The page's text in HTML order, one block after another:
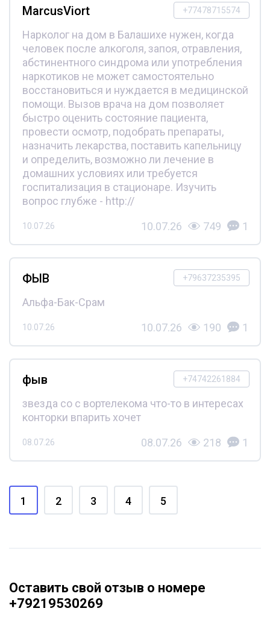
+77478715574
MarcusViort
Нарколог на дом в Балашихе нужен, когда
человек после алкоголя, запоя, отравления,
абстинентного синдрома или употребления
наркотиков не может самостоятельно
восстановиться и нуждается в медицинской
помощи. Вызов врача на дом позволяет
быстро оценить состояние пациента,
провести осмотр, подобрать препараты,
назначить лекарства, поставить капельницу
и определить, возможно ли лечение в
домашних условиях или требуется
госпитализация в стационаре. Изучить
вопрос глубже - http://
10.07.26 10.07.26 749 1
+79637235395
ФЫВ
Альфа-Бак-Срам
10.07.26 10.07.26 190 1
+74742261884
фыв
звезда со с вортелекома что-то в интересах
конторки впарить хочет
08.07.26 08.07.26 218 1
1 2 3 4 5
Оставить свой отзыв о номере
+79219530269